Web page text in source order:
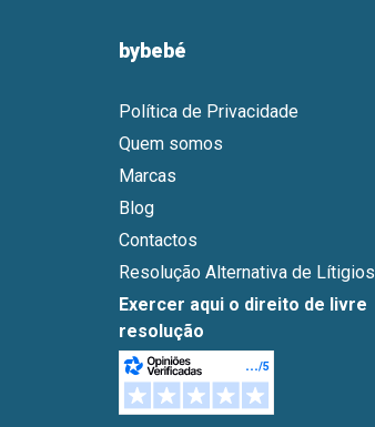
bybebé
Política de Privacidade
Quem somos
Marcas
Blog
Contactos
Resolução Alternativa de Lítigios
Exercer aqui o direito de livre
resolução